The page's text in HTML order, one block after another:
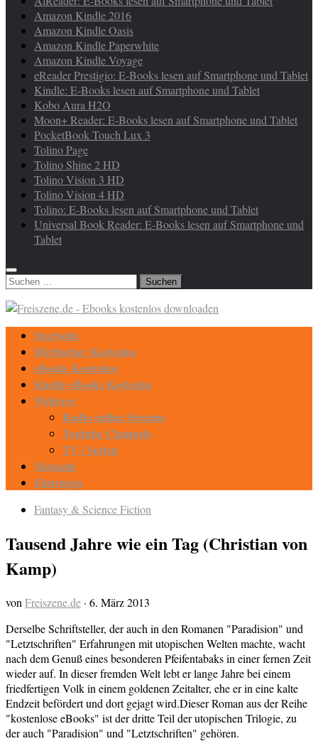
Amazon Kindle 2016
Amazon Kindle Oasis
Amazon Kindle Paperwhite
Amazon Kindle Voyage
eReader Prestigio: E-Books lesen auf Smartphone und Tablet
Kindle: E-Books lesen auf Smartphone und Tablet
Kobo Aura H2O
Moon+ Reader: E-Books lesen auf Smartphone und Tablet
PocketBook Touch Lux 3
Tolino Page
Tolino Shine 2 HD
Tolino Vision 3 HD
Tolino Vision 4 HD
Tolino: E-Books lesen auf Smartphone und Tablet
Universal Book Reader: E-Books lesen auf Smartphone und
Tablet
Suchen
Startseite
Hörbücher Kostenlos
eBooks Kostenlos
Kindle eBooks Kostenlos
Weiteres
Radio online Streams
Youtube Channels
TV / Serien
Magazin
Eintragen
Fantasy & Science Fiction
Tausend Jahre wie ein Tag (Christian von
Kamp)
von Freiszene.de · 6. März 2013
Derselbe Schriftsteller, der auch in den Romanen "Paradision" und
"Letztschriften" Erfahrungen mit utopischen Welten machte, wacht
nach dem Genuß eines besonderen Pfeifentabaks in einer fernen Zeit
wieder auf. In dieser fremden Welt lebt er lange Jahre bei einem
friedfertigen Volk in einem goldenen Zeitalter, ehe er in eine kalte
Endzeit befördert und dort gejagt wird.Dieser Roman aus der Reihe
"kostenlose eBooks" ist der dritte Teil der utopischen Trilogie, zu
der auch "Paradision" und "Letztschriften" gehören.